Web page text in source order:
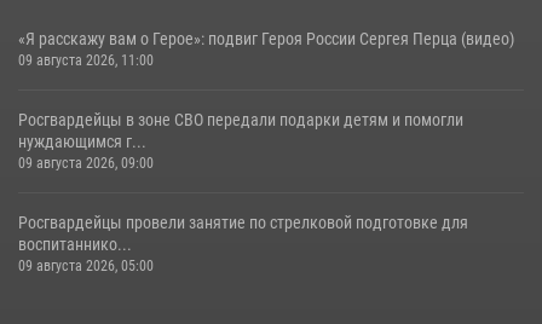
«Я расскажу вам о Герое»: подвиг Героя России Сергея Перца (видео)
09 августа 2026, 11:00
Росгвардейцы в зоне СВО передали подарки детям и помогли
нуждающимся г...
09 августа 2026, 09:00
Росгвардейцы провели занятие по стрелковой подготовке для
воспитаннико...
09 августа 2026, 05:00